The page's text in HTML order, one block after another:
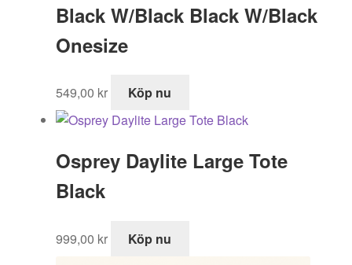
Black W/Black Black W/Black
Onesize
549,00 kr Köp nu
Osprey Daylite Large Tote
Black
999,00 kr Köp nu